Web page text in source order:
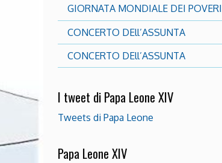
GIORNATA MONDIALE DEI POVERI
CONCERTO DEll’ASSUNTA
CONCERTO DEll’ASSUNTA
I tweet di Papa Leone XIV
Tweets di Papa Leone
Papa Leone XIV